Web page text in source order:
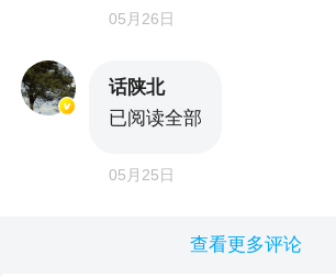
05月26日
话陕北
已阅读全部
05月25日
查看更多评论